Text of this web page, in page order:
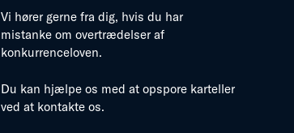
Vi hører gerne fra dig, hvis du har
mistanke om overtrædelser af
konkurrenceloven.
Du kan hjælpe os med at opspore karteller
ved at kontakte os.